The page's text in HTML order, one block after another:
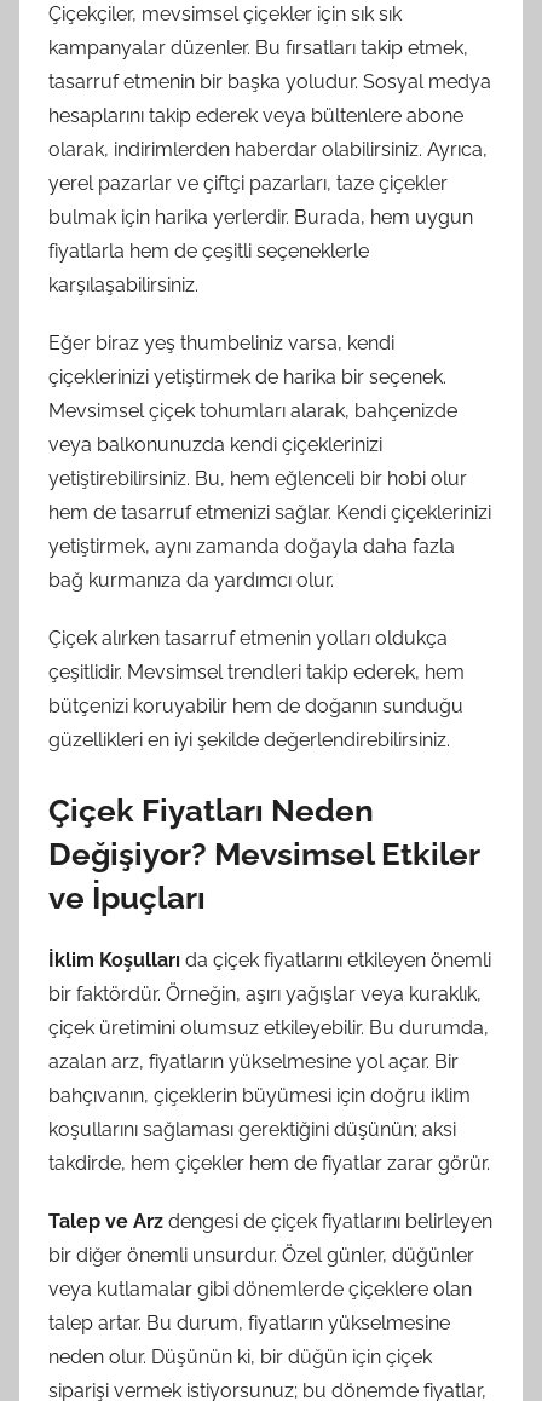
Çiçekçiler, mevsimsel çiçekler için sık sık
kampanyalar düzenler. Bu fırsatları takip etmek,
tasarruf etmenin bir başka yoludur. Sosyal medya
hesaplarını takip ederek veya bültenlere abone
olarak, indirimlerden haberdar olabilirsiniz. Ayrıca,
yerel pazarlar ve çiftçi pazarları, taze çiçekler
bulmak için harika yerlerdir. Burada, hem uygun
fiyatlarla hem de çeşitli seçeneklerle
karşılaşabilirsiniz.
Eğer biraz yeş thumbeliniz varsa, kendi
çiçeklerinizi yetiştirmek de harika bir seçenek.
Mevsimsel çiçek tohumları alarak, bahçenizde
veya balkonunuzda kendi çiçeklerinizi
yetiştirebilirsiniz. Bu, hem eğlenceli bir hobi olur
hem de tasarruf etmenizi sağlar. Kendi çiçeklerinizi
yetiştirmek, aynı zamanda doğayla daha fazla
bağ kurmanıza da yardımcı olur.
Çiçek alırken tasarruf etmenin yolları oldukça
çeşitlidir. Mevsimsel trendleri takip ederek, hem
bütçenizi koruyabilir hem de doğanın sunduğu
güzellikleri en iyi şekilde değerlendirebilirsiniz.
Çiçek Fiyatları Neden
Değişiyor? Mevsimsel Etkiler
ve İpuçları
İklim Koşulları da çiçek fiyatlarını etkileyen önemli
bir faktördür. Örneğin, aşırı yağışlar veya kuraklık,
çiçek üretimini olumsuz etkileyebilir. Bu durumda,
azalan arz, fiyatların yükselmesine yol açar. Bir
bahçıvanın, çiçeklerin büyümesi için doğru iklim
koşullarını sağlaması gerektiğini düşünün; aksi
takdirde, hem çiçekler hem de fiyatlar zarar görür.
Talep ve Arz dengesi de çiçek fiyatlarını belirleyen
bir diğer önemli unsurdur. Özel günler, düğünler
veya kutlamalar gibi dönemlerde çiçeklere olan
talep artar. Bu durum, fiyatların yükselmesine
neden olur. Düşünün ki, bir düğün için çiçek
siparişi vermek istiyorsunuz; bu dönemde fiyatlar,